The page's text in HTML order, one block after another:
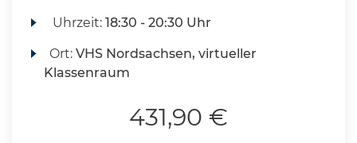
Uhrzeit:18:30 - 20:30 Uhr
Ort:VHS Nordsachsen, virtueller
Klassenraum
431,90 €